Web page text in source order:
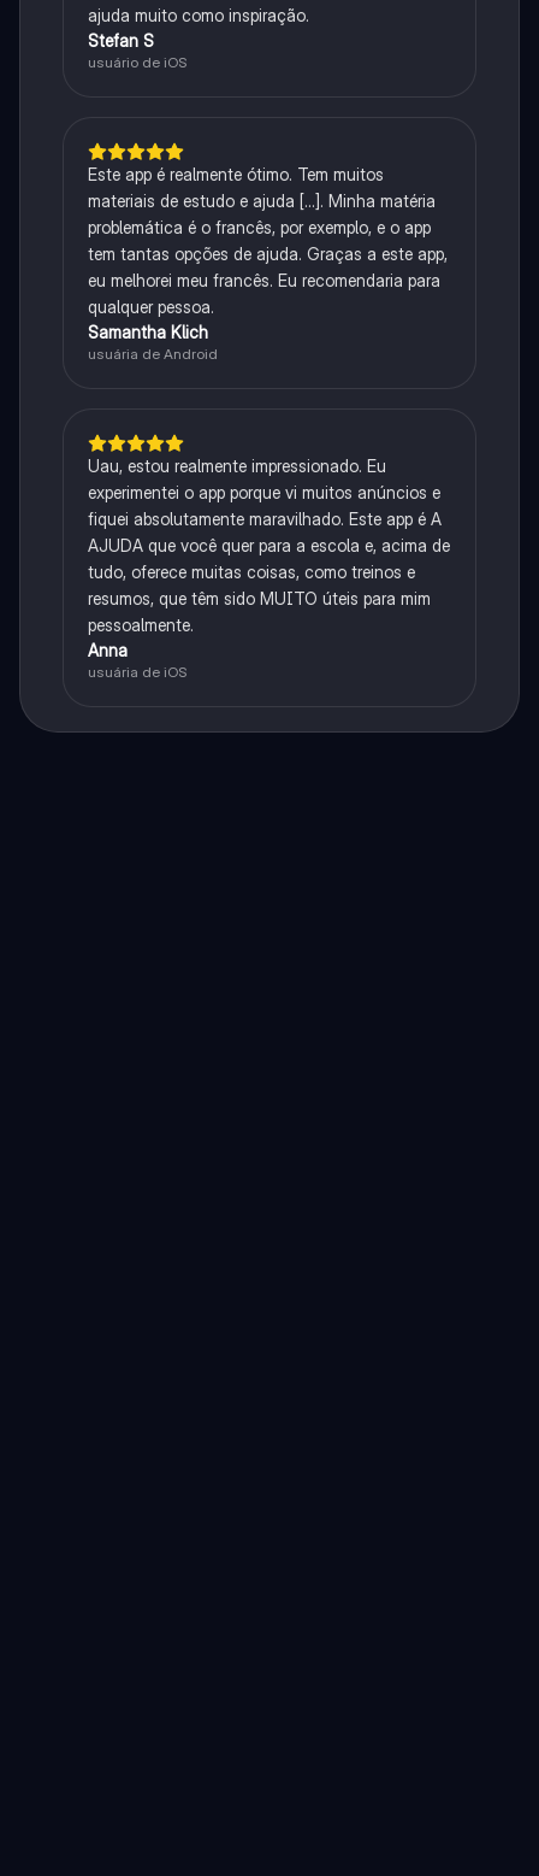
ajuda muito como inspiração.
Stefan S
usuário de iOS
Este app é realmente ótimo. Tem muitos
materiais de estudo e ajuda [...]. Minha matéria
problemática é o francês, por exemplo, e o app
tem tantas opções de ajuda. Graças a este app,
eu melhorei meu francês. Eu recomendaria para
qualquer pessoa.
Samantha Klich
usuária de Android
Uau, estou realmente impressionado. Eu
experimentei o app porque vi muitos anúncios e
fiquei absolutamente maravilhado. Este app é A
AJUDA que você quer para a escola e, acima de
tudo, oferece muitas coisas, como treinos e
resumos, que têm sido MUITO úteis para mim
pessoalmente.
Anna
usuária de iOS